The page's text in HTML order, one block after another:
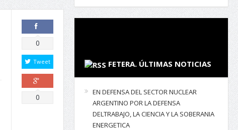
Comparte
0
Tweet
Comparte
0
FETERA. ÚLTIMAS NOTICIAS
EN DEFENSA DEL SECTOR NUCLEAR
ARGENTINO POR LA DEFENSA
DELTRABAJO, LA CIENCIA Y LA SOBERANIA
ENERGETICA